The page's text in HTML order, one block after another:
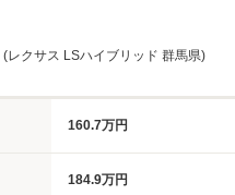
(レクサス LSハイブリッド 群馬県)
160.7万円
184.9万円